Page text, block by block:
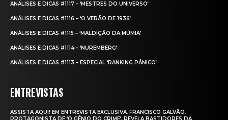
ANÁLISES E DICAS #1117 – ‘MESTRES DO UNIVERSO’
ANÁLISES E DICAS #1116 – ‘O VERÃO DE 1936’
ANÁLISES E DICAS #1115 – ‘MALDIÇÃO DA MÚMIA’
ANÁLISES E DICAS #1114 – ‘NUREMBERG’
ANÁLISES E DICAS #1113 – ESPECIAL ‘RANKING PÂNICO’
ENTREVISTAS
ASSISTA AQUI! EM ENTREVISTA EXCLUSIVA, FRANCISCO GALVÃO,